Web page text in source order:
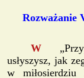
Rozważanie
W
usłyszysz, jak
w